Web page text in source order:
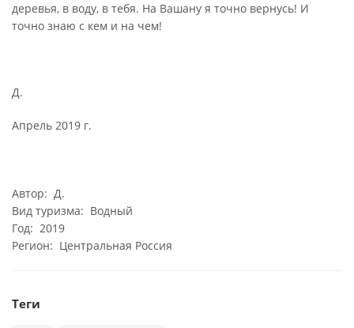
деревья, в воду, в тебя. На Вашану я точно вернусь! И
точно знаю с кем и на чем!
Д.
Апрель 2019 г.
Автор: Д.
Вид туризма: Водный
Год: 2019
Регион: Центральная Россия
Теги